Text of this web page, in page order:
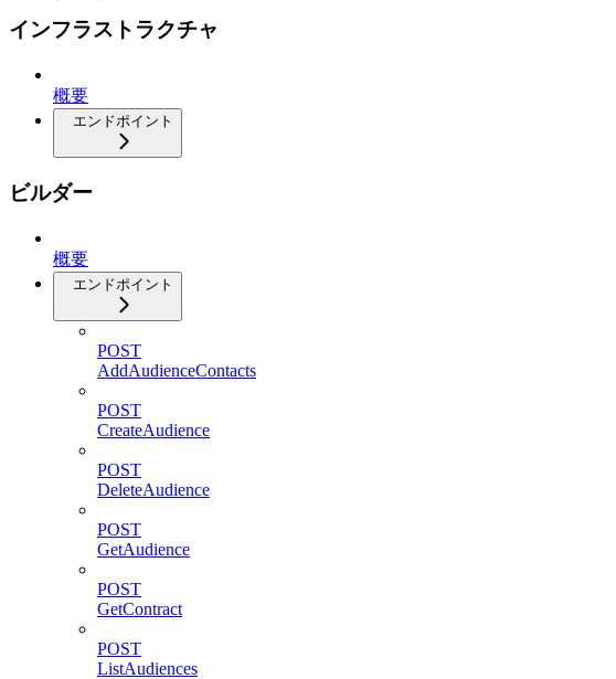
インフラストラクチャ
概要
エンドポイント
ビルダー
概要
エンドポイント
POST
AddAudienceContacts
POST
CreateAudience
POST
DeleteAudience
POST
GetAudience
POST
GetContract
POST
ListAudiences